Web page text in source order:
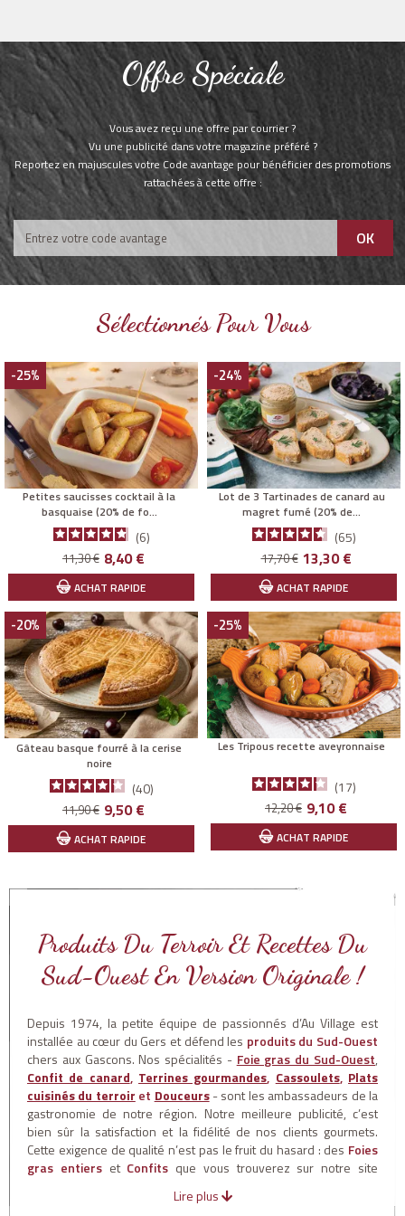
Offre Spéciale
Vous avez reçu une offre par courrier ?
Vu une publicité dans votre magazine préféré ?
Reportez en majuscules votre Code avantage pour bénéficier des promotions
rattachées à cette offre :
OK
Sélectionnés Pour Vous
-25%
Petites saucisses cocktail à la
basquaise (20% de fo...
6
Prix
de
base
11,30 € Prix
8,40 €
ACHAT RAPIDE
-24%
Lot de 3 Tartinades de canard au
magret fumé (20% de...
65
Prix
de
base
17,70 € Prix
13,30 €
ACHAT RAPIDE
-20%
Gâteau basque fourré à la cerise
noire
40
Prix
de
11,90 € Prix
9,50 €
ACHAT RAPIDE
-25%
Les Tripous recette aveyronnaise
17
Prix
de
12,20 € Prix
9,10 €
ACHAT RAPIDE
Produits Du Terroir Et Recettes Du
Sud-Ouest En Version Originale !
Depuis 1974, la petite équipe de passionnés d’Au Village est
installée au cœur du Gers et défend les produits du Sud-Ouest
chers aux Gascons. Nos spécialités - Foie gras du Sud-Ouest,
Confit de canard, Terrines gourmandes, Cassoulets, Plats
cuisinés du terroir et Douceurs- sont les ambassadeurs de la
gastronomie de notre région. Notre meilleure publicité, c’est
bien sûr la satisfaction et la fidélité de nos clients gourmets.
Cette exigence de qualité n’est pas le fruit du hasard : des Foies
gras entierset Confits que vous trouverez sur notre site
IGP Sud-Ouest
garantie sur l’origine et la préparation traditionnelle qui
Lire plus